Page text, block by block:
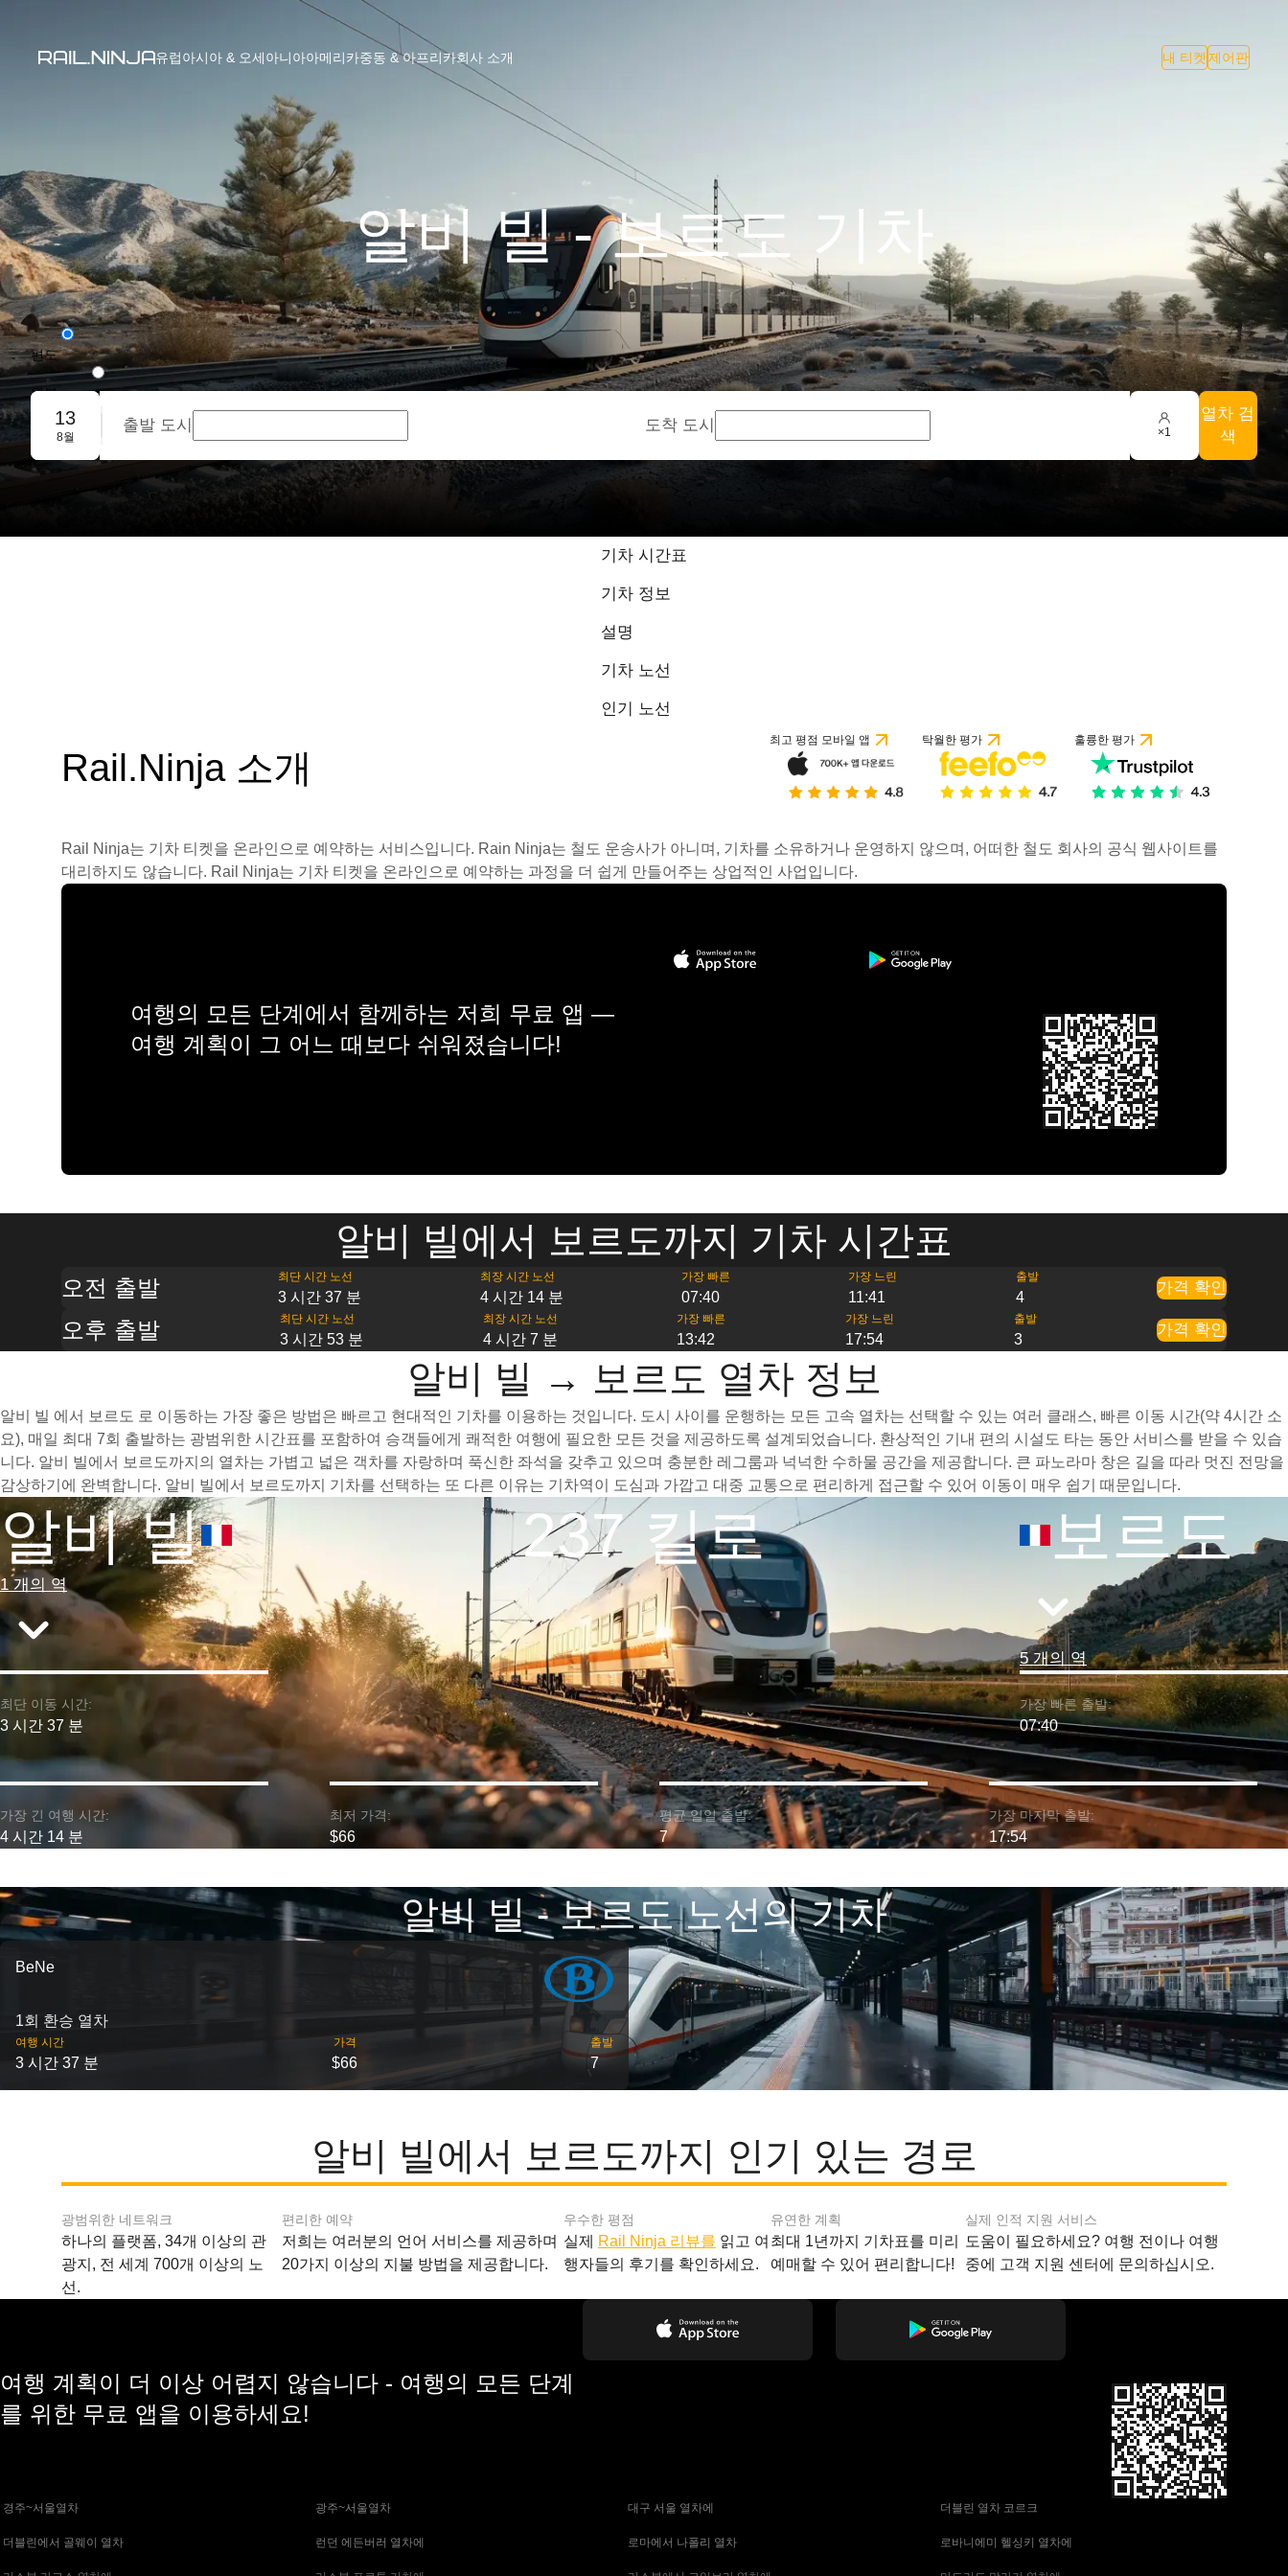
유럽아시아 & 오세아니아아메리카중동 & 아프리카회사 소개 내 티켓 제어판
알비 빌 - 보르도 기차
편도
왕복
단체 예약
13
8월
출발 도시 도착 도시 ×1
열차 검
색
기차 시간표
기차 정보
설명
기차 노선
인기 노선
Rail.Ninja 소개
최고 평점 모바일 앱 탁월한 평가 훌륭한 평가
Rail Ninja는 기차 티켓을 온라인으로 예약하는 서비스입니다. Rain Ninja는 철도 운송사가 아니며, 기차를 소유하거나 운영하지 않으며, 어떠한 철도 회사의 공식 웹사이트를
대리하지도 않습니다. Rail Ninja는 기차 티켓을 온라인으로 예약하는 과정을 더 쉽게 만들어주는 상업적인 사업입니다.
여행의 모든 단계에서 함께하는 저희 무료 앱 —
여행 계획이 그 어느 때보다 쉬워졌습니다!
알비 빌에서 보르도까지 기차 시간표
오전 출발 최단 시간 노선
3 시간 37 분
최장 시간 노선
4 시간 14 분
가장 빠른
07:40
가장 느린
11:41
출발
4
가격 확인
오후 출발 최단 시간 노선
3 시간 53 분
최장 시간 노선
4 시간 7 분
가장 빠른
13:42
가장 느린
17:54
출발
3
가격 확인
알비 빌 → 보르도 열차 정보
알비 빌 에서 보르도 로 이동하는 가장 좋은 방법은 빠르고 현대적인 기차를 이용하는 것입니다. 도시 사이를 운행하는 모든 고속 열차는 선택할 수 있는 여러 클래스, 빠른 이동 시간(약 4시간 소
요), 매일 최대 7회 출발하는 광범위한 시간표를 포함하여 승객들에게 쾌적한 여행에 필요한 모든 것을 제공하도록 설계되었습니다. 환상적인 기내 편의 시설도 타는 동안 서비스를 받을 수 있습
니다. 알비 빌에서 보르도까지의 열차는 가볍고 넓은 객차를 자랑하며 푹신한 좌석을 갖추고 있으며 충분한 레그룸과 넉넉한 수하물 공간을 제공합니다. 큰 파노라마 창은 길을 따라 멋진 전망을
감상하기에 완벽합니다. 알비 빌에서 보르도까지 기차를 선택하는 또 다른 이유는 기차역이 도심과 가깝고 대중 교통으로 편리하게 접근할 수 있어 이동이 매우 쉽기 때문입니다.
알비 빌
1 개의 역
237 킬로 보르도
5 개의 역
최단 이동 시간:
3 시간 37 분
가장 빠른 출발:
07:40
가장 긴 여행 시간:
4 시간 14 분
최저 가격:
$66
평균 일일 출발:
7
가장 마지막 출발:
17:54
알비 빌 - 보르도 노선의 기차
BeNe
1회 환승 열차
여행 시간
3 시간 37 분
가격
$66
출발
7
알비 빌에서 보르도까지 인기 있는 경로
광범위한 네트워크
하나의 플랫폼, 34개 이상의 관
광지, 전 세계 700개 이상의 노
선.
편리한 예약
저희는 여러분의 언어 서비스를 제공하며
20가지 이상의 지불 방법을 제공합니다.
우수한 평점
실제 Rail Ninja 리뷰를 읽고 여
행자들의 후기를 확인하세요.
유연한 계획
최대 1년까지 기차표를 미리
예매할 수 있어 편리합니다!
실제 인적 지원 서비스
도움이 필요하세요? 여행 전이나 여행
중에 고객 지원 센터에 문의하십시오.
여행 계획이 더 이상 어렵지 않습니다 - 여행의 모든 단계
를 위한 무료 앱을 이용하세요!
경주~서울열차 광주~서울열차 대구 서울 열차에 더블린 열차 코르크
더블린에서 골웨이 열차 런던 에든버러 열차에 로마에서 나폴리 열차 로바니에미 헬싱키 열차에